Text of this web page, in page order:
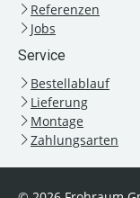
Referenzen
Jobs
Service
Bestellablauf
Lieferung
Montage
Zahlungsarten